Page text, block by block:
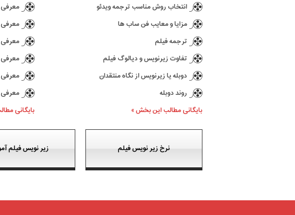
انتخاب روش مناسب ترجمه ویدئو
مزایا و معایب فن ساب ها
ترجمه فیلم
تفاوت زیرنویس و دیالوگ فیلم
دوبله یا زیرنویس از نگاه منتقدان
روند دوبله
بایگانی مطالب این بخش »
معرفی
معرفی
معرفی
معرفی
بایگانی
نرخ زیر نویس فیلم زیر نویس فیلم